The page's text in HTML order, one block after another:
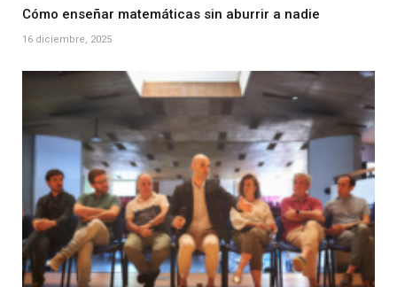
Cómo enseñar matemáticas sin aburrir a nadie
16 diciembre, 2025